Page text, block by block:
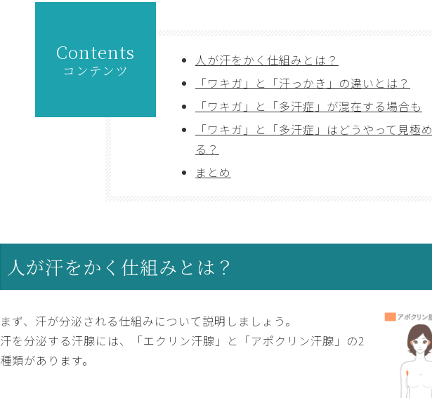
Contents
コンテンツ
人が汗をかく仕組みとは？
「ワキガ」と「汗っかき」の違いとは？
「ワキガ」と「多汗症」が混在する場合も
「ワキガ」と「多汗症」はどうやって見極め
る？
まとめ
人が汗をかく仕組みとは？
まず、汗が分泌される仕組みについて説明しましょう。
汗を分泌する汗腺には、「エクリン汗腺」と「アポクリン汗腺」の2
種類があります。